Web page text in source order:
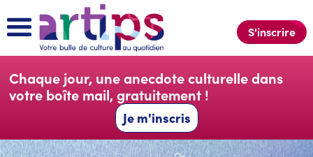
S'inscrire
Chaque jour, uneanecdote culturelledans
votre boîte mail, gratuitement !
Je m'inscris